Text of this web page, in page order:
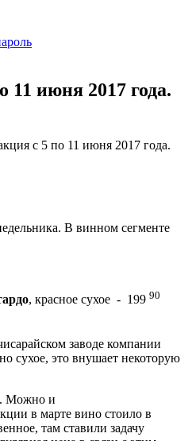
11 июня 2017 года.
с 5 по 11 июня 2017 года.
В винном сегменте
, красное сухое - 199 90
заводе компании
сухое, это внушает некоторую
Можно и
в марте вино стоило в
там ставили задачу